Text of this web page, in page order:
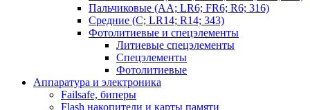
Пальчиковые (AA; LR6; FR6; R6; 316)
Средние (C; LR14; R14; 343)
Фотолитиевые и спецэлементы
Литиевые спецэлементы
Спецэлементы
Фотолитиевые
Аппаратура и электроника
Failsafe, биперы
Flash накопители и карты памяти